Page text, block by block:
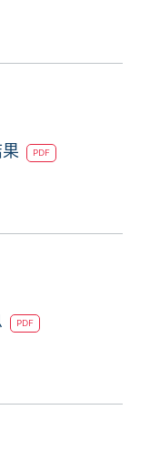
PDF
PDF